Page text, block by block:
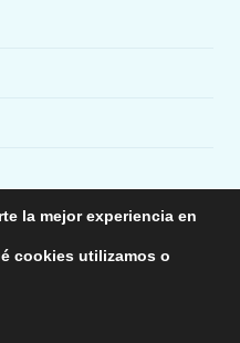
la mejor experiencia en
cookies utilizamos o